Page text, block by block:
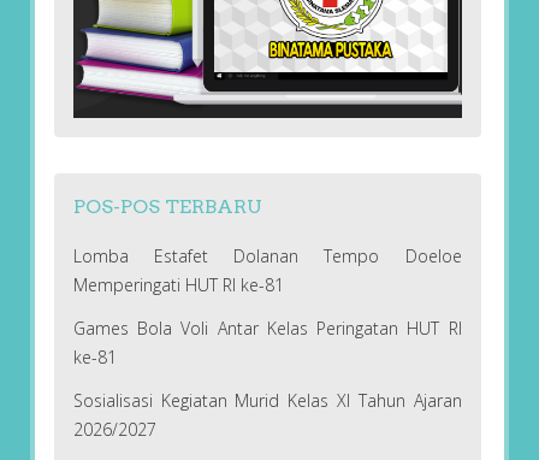
POS-POS TERBARU
Lomba Estafet Dolanan Tempo Doeloe
Memperingati HUT RI ke-81
Games Bola Voli Antar Kelas Peringatan HUT RI
ke-81
Sosialisasi Kegiatan Murid Kelas XI Tahun Ajaran
2026/2027